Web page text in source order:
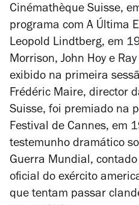
Cinémathèque Suisse,
programa com A Última
Leopold Lindtberg, em
Morrison, John Hoy e
exibido na primeira
Frédéric Maire, director
Suisse, foi premiado na
Festival de Cannes, em
testemunho dramático
Guerra Mundial,
oficial do exército
que tentam passar